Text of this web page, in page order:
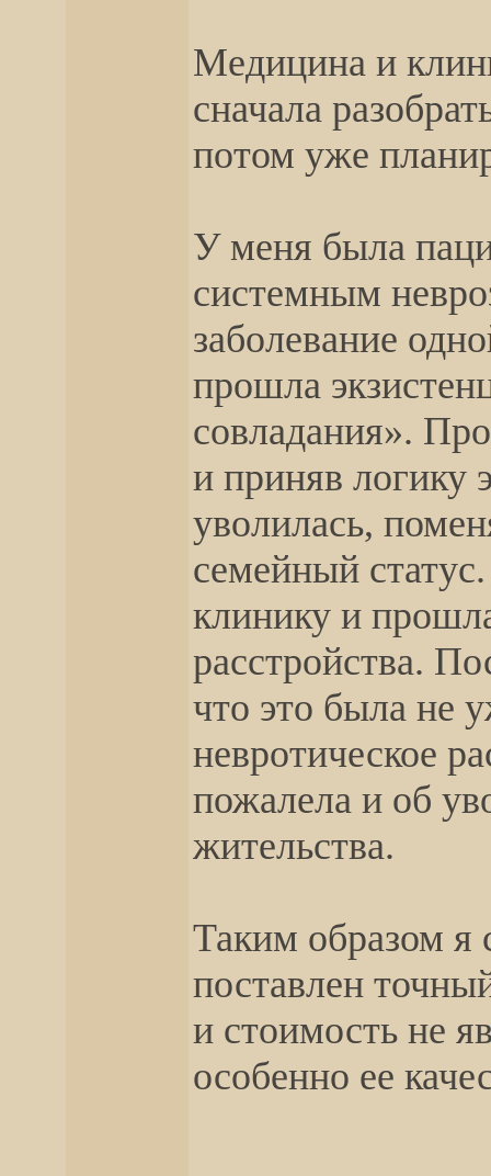
Медицина и
сначала
потом уже
У меня была
системным
заболевание
прошла
совладания».
и приняв логику
уволилась,
семейный
клинику и
расстройства.
что это была не
невротическое
пожалела и об
жительства.
Таким образом я
поставлен
и стоимость не
особенно ее